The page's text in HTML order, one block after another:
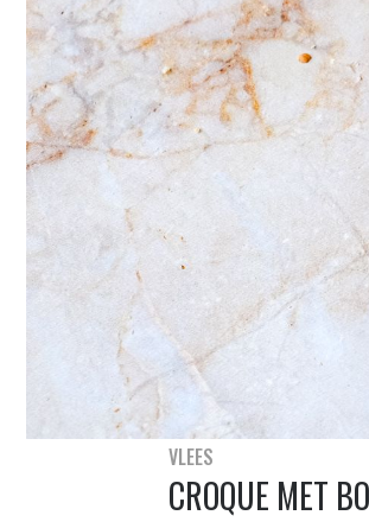
VLEES
CROQUE MET